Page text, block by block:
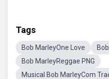
Tags
Bob MarleyOne Love
Bob MarleyReggae PNG
Musical Bob MarleyCom